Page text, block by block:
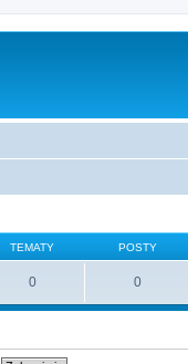
TEMATY POSTY
0 0